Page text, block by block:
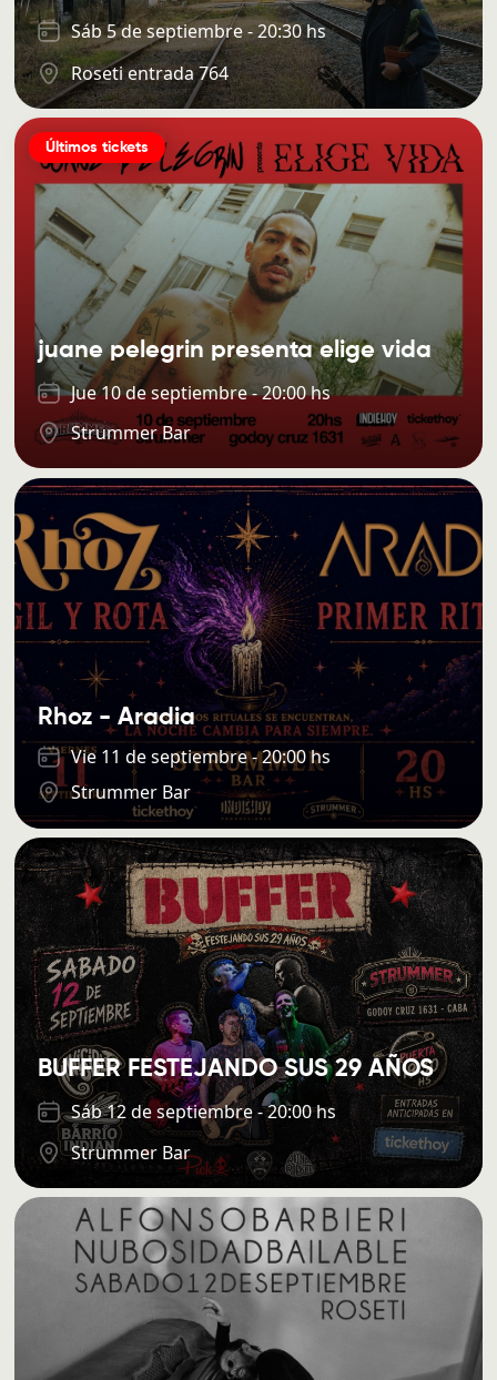
Sáb 5 de septiembre - 20:30 hs
Roseti entrada 764
Últimos tickets
juane pelegrin presenta elige vida
Jue 10 de septiembre - 20:00 hs
Strummer Bar
Rhoz - Aradia
Vie 11 de septiembre - 20:00 hs
Strummer Bar
BUFFER FESTEJANDO SUS 29 AÑOS
Sáb 12 de septiembre - 20:00 hs
Strummer Bar